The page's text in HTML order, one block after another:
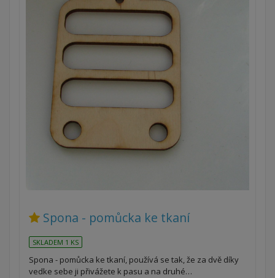
Spona - pomůcka ke tkaní
SKLADEM 1 KS
Spona - pomůcka ke tkaní, používá se tak, že za dvě díky
vedke sebe ji přivážete k pasu a na druhé…